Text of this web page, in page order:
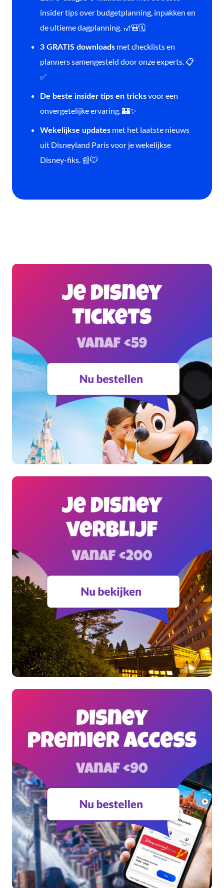
insider tips over budgetplanning, inpakken en
de ultieme dagplanning. 🎢🎒🗓️
3 GRATIS downloads met checklists en
planners samengesteld door onze experts. 📋
✅
De beste insider tips en tricksvoor een
onvergetelijke ervaring. 🏰✨
Wekelijkse updates met het laatste nieuws
uit Disneyland Paris voor je wekelijkse
Disney-fiks. 📰🐭